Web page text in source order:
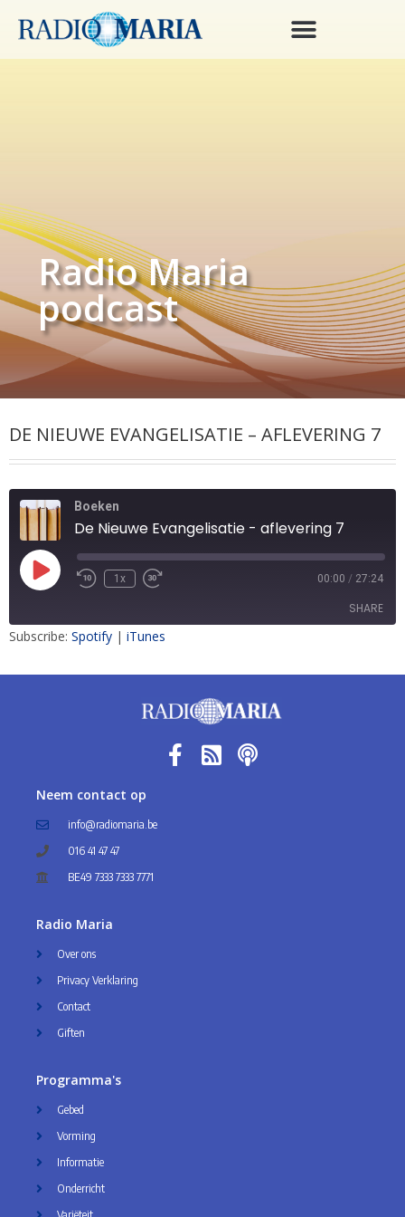
Radio Maria
podcast
DE NIEUWE EVANGELISATIE – AFLEVERING 7
Boeken
De Nieuwe Evangelisatie - aflevering 7
1x 00:00 / 27:24
SHARE
Subscribe: Spotify | iTunes
Neem contact op
info@radiomaria.be
016 41 47 47
BE49 7333 7333 7771
Radio Maria
Over ons
Privacy Verklaring
Contact
Giften
Programma's
Gebed
Vorming
Informatie
Onderricht